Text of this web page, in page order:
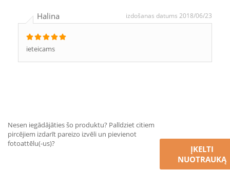
Halina izdošanas datums 2018/06/23
ieteicams
Nesen iegādājāties šo produktu? Palīdziet citiem
pircējiem izdarīt pareizo izvēli un pievienot
fotoattēlu(-us)?
ĮKELTI
NUOTRAUKĄ